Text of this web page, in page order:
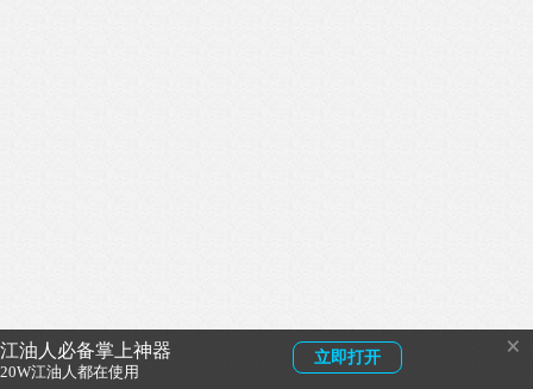
江油人必备掌上神器
20W江油人都在使用
立即打开 ×